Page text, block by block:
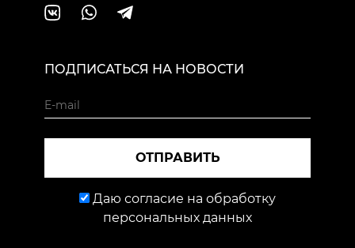
ПОДПИСАТЬСЯ НА НОВОСТИ
ОТПРАВИТЬ
Даю согласие на обработку
персональных данных